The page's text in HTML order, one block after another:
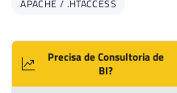
APACHE / .HTACCESS
Precisa de Consultoria de
BI?